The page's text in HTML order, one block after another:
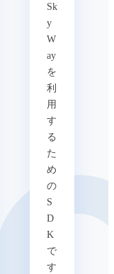
Sk
y
W
ay
を
利
用
す
る
た
め
の
S
D
K
で
す